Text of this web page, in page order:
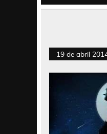
19 de abril